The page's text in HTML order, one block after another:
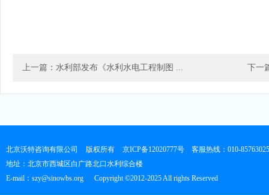
上一篇：水利部发布《水利水电工程制图 ... 下一
北京沃特咨询有限公司 版权所有 京ICP备12020777号 客服热线：010-85763025
地址：北京市西城区白广路北口水利综合楼
E-mail：szy@sinowbs.org
Copyright ©2012-2025 All rights Reserved